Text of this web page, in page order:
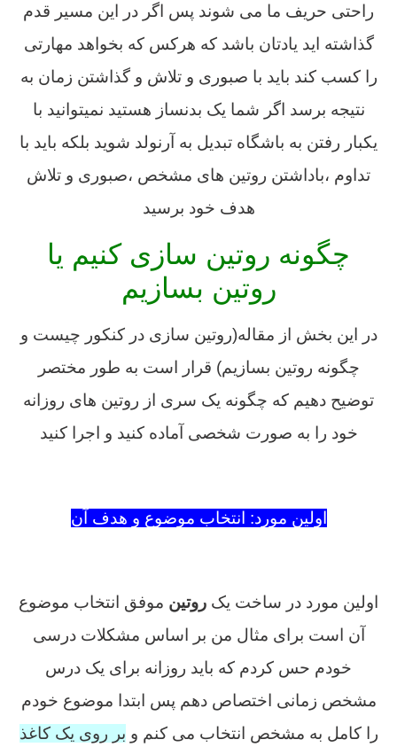
راحتی حریف ما می شوند پس اگر در این مسیر قدم
گذاشته اید یادتان باشد که هرکس که بخواهد مهارتی
را کسب کند باید با صبوری و تلاش و گذاشتن زمان به
نتیجه برسد اگر شما یک بدنساز هستید نمیتوانید با
یکبار رفتن به باشگاه تبدیل به آرنولد شوید بلکه باید با
تداوم ،باداشتن روتین های مشخص ،صبوری و تلاش
هدف خود برسید
چگونه روتین سازی کنیم یا
روتین بسازیم
در این بخش از مقاله(روتین سازی در کنکور چیست و
چگونه روتین بسازیم) قرار است به طور مختصر
توضیح دهیم که چگونه یک سری از روتین های روزانه
خود را به صورت شخصی آماده کنید و اجرا کنید
اولین مورد: انتخاب موضوع و هدف آن
اولین مورد در ساخت یک روتین موفق انتخاب موضوع
آن است برای مثال من بر اساس مشکلات درسی
خودم حس کردم که باید روزانه برای یک درس
مشخص زمانی اختصاص دهم پس ابتدا موضوع خودم
را کامل به مشخص انتخاب می کنم و بر روی یک کاغذ